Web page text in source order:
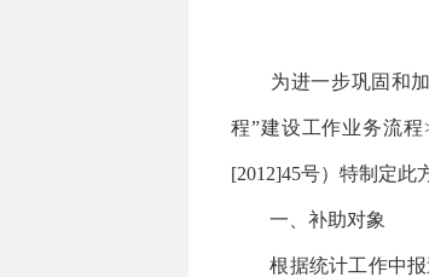
为进一步巩固和加
程”建设工作业务流
[2012]45号）特制定此
一、补助对象
根据统计工作中报送